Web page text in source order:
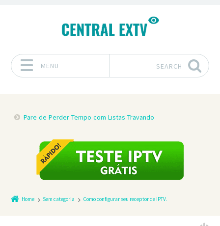
MENU SEARCH
Pare de Perder Tempo com Listas Travando
Home Sem categoria Como configurar seu receptor de IPTV.